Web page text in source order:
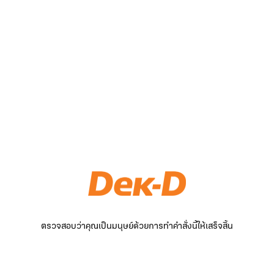
ตรวจสอบว่าคุณเป็นมนุษย์ด้วยการทำคำสั่งนี้ให้เสร็จสิ้น